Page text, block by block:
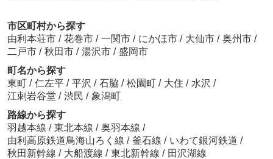
市区町村から探す
由利本荘市 / 花巻市 / 一関市 / にかほ市 / 大仙市 / 奥州市 /
二戸市 / 秋田市 / 湯沢市 / 盛岡市
町名から探す
東町 / 仁左平 / 平沢 / 石脇 / 松園町 / 大住 / 水沢 /
江刺岩谷堂 / 渋民 / 象潟町
路線から探す
羽越本線 / 東北本線 / 奥羽本線 /
由利高原鉄道鳥海山ろく線 / 釜石線 / いわて銀河鉄道 /
秋田新幹線 / 大船渡線 / 東北新幹線 / 田沢湖線